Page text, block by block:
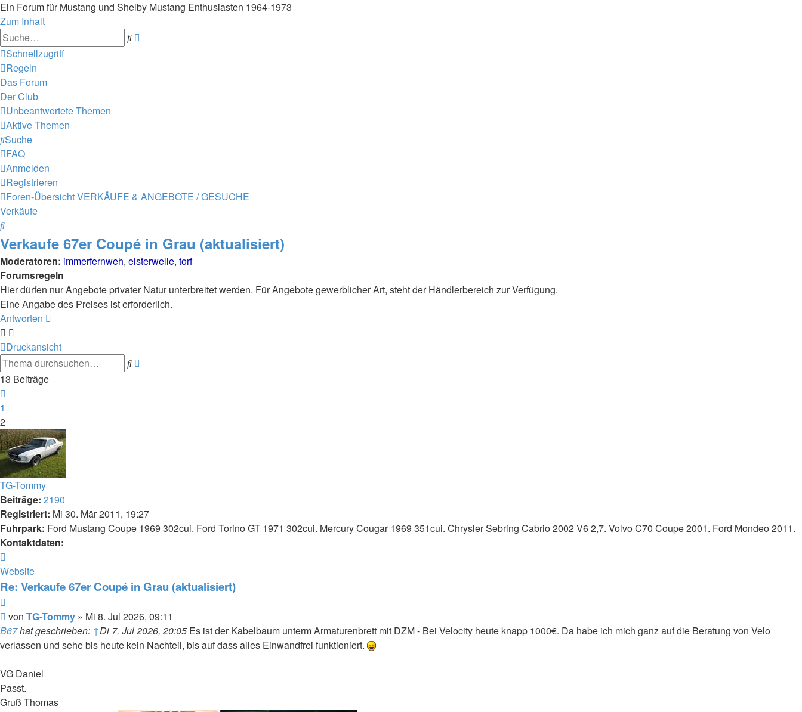
Ein Forum für Mustang und Shelby Mustang Enthusiasten 1964-1973
Zum Inhalt
Suche
Schnellzugriff
Regeln
Das Forum
Der Club
Unbeantwortete Themen
Aktive Themen
Suche
FAQ
Anmelden
Registrieren
Foren-ÜbersichtVERKÄUFE & ANGEBOTE / GESUCHE
Verkäufe
Suche
Verkaufe 67er Coupé in Grau (aktualisiert)
Moderatoren: immerfernweh, elsterwelle, torf
Forumsregeln
Hier dürfen nur Angebote privater Natur unterbreitet werden. Für Angebote gewerblicher Art, steht der Händlerbereich zur Verfügung.
Eine Angabe des Preises ist erforderlich.
Antworten
Druckansicht
Suche
13 Beiträge
1
2
TG-Tommy
Beiträge: 2190
Registriert: Mi 30. Mär 2011, 19:27
Fuhrpark: Ford Mustang Coupe 1969 302cui. Ford Torino GT 1971 302cui. Mercury Cougar 1969 351cui. Chrysler Sebring Cabrio 2002 V6 2,7. Volvo C70 Coupe 2001. Ford Mondeo 2011.
Kontaktdaten:
von
TG-
Website
Re: Verkaufe 67er Coupé in Grau (aktualisiert)
Beitrag
von TG-Tommy » Mi 8. Jul 2026, 09:11
B67hat geschrieben: ↑Di 7. Jul 2026, 20:05 Es ist der Kabelbaum unterm Armaturenbrett mit DZM - Bei Velocity heute knapp 1000€. Da habe ich mich ganz auf die Beratung von Velo
verlassen und sehe bis heute kein Nachteil, bis auf dass alles Einwandfrei funktioniert.
VG Daniel
Passt.
Gruß Thomas